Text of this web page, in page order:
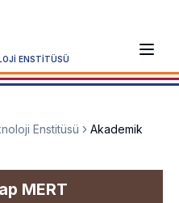
ENSTİTÜSÜ
Enstitüsü Akademik
MERT